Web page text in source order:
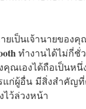
เป็นเจ้านายของ
ทำงานได้ไม่กี่ชั่
ณเองได้ถือเป็นห
แก่ผู้อื่น มีสิ่งสำคัญ
ว้ล่วงหน้า